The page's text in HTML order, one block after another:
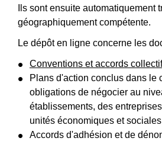
Ils sont ensuite automatiquement
géographiquement compétente.
Le dépôt en ligne concerne les
Conventions et accords
Plans d'action conclus dans le
obligations de négocier au
établissements, des
unités économiques et
Accords d'adhésion et de